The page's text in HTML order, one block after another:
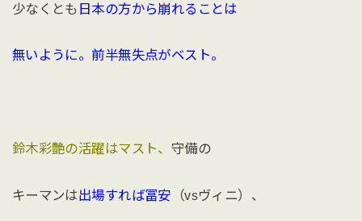
少なくとも 日本の方から崩れることは
無いように。前半無失点がベスト。
鈴木彩艶の活躍はマスト、 守備の
キーマンは出場すれば冨安 （vsヴィニ）、